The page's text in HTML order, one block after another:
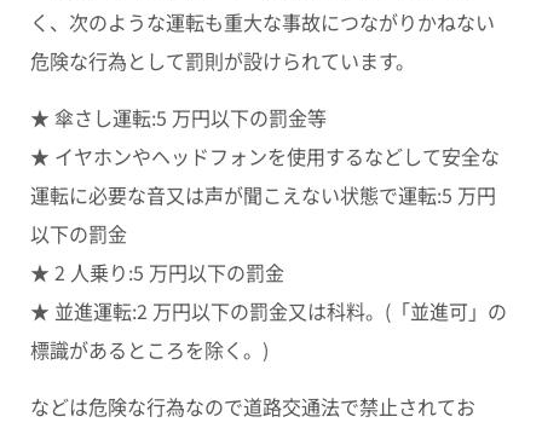
く、次のような運転も重大な事故につながりかねない
危険な行為として罰則が設けられています。
★ 傘さし運転:5 万円以下の罰金等
★ イヤホンやヘッドフォンを使用するなどして安全な
運転に必要な音又は声が聞こえない状態で運転:5 万円
以下の罰金
★ 2 人乗り:5 万円以下の罰金
★ 並進運転:2 万円以下の罰金又は科料。(「並進可」の
標識があるところを除く。)
などは危険な行為なので道路交通法で禁止されてお